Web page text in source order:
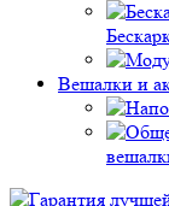
Вешалки и